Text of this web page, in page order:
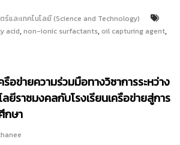
และเทคโนโลยี (Science and Technology)
acid,non-ionic surfactants, oil capturing agent,
อข่ายความร่วมมือทางวิชาการระหว่าง
ยีราชมงคลกับโรงเรียนเครือข่ายสู่การ
กษา